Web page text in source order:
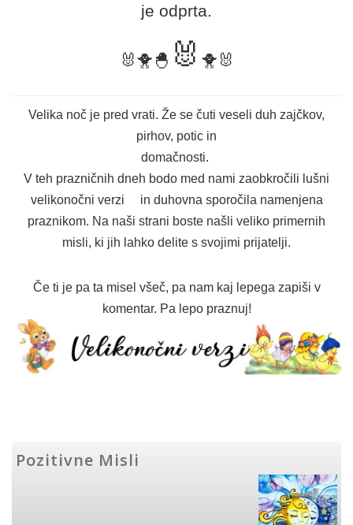
je odprta.
🐰🐥🐣 🐰 🐥🐰
Velika noč je pred vrati. Že se čuti veseli duh zajčkov,
pirhov, potic in
domačnosti.
V teh prazničnih dneh bodo med nami zaobkročili lušni
velikonočni verzi in duhovna sporočila namenjena
praznikom. Na naši strani boste našli veliko primernih
misli, ki jih lahko delite s svojimi prijatelji.
Če ti je pa ta misel všeč, pa nam kaj lepega zapiši v
komentar. Pa lepo praznuj!
Pozitivne Misli